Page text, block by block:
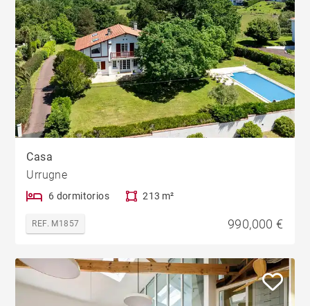
Casa
Urrugne
6 dormitorios 213 m²
REF. M1857 990,000 €